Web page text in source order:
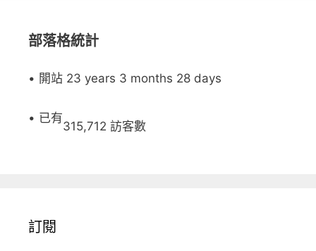
部落格統計
• 開站 23 years 3 months 28 days
• 已有
315,712 訪客數
訂閱